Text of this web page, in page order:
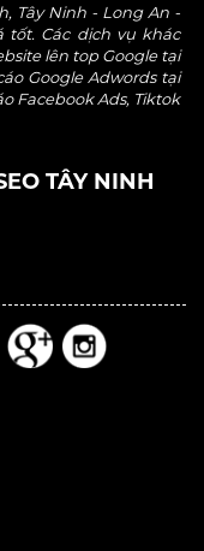
Tây Ninh - Long An -
tốt. Các dịch vụ khác
lên top Google tại
Google Adwords tại
Facebook Ads, Tiktok
TÂY NINH